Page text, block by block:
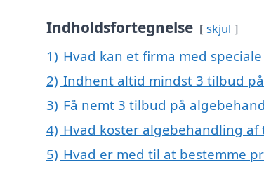
Indholdsfortegnelse skjul
1) Hvad kan et firma med
2) Indhent altid mindst 3 tilbud
3) Få nemt 3 tilbud på
4) Hvad koster algebehandling af
5) Hvad er med til at bestemme